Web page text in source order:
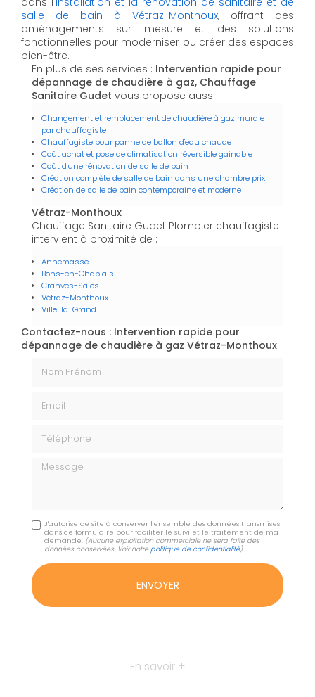
salle de bain à Vétraz-Monthoux, offrant des
aménagements sur mesure et des solutions
fonctionnelles pour moderniser ou créer des espaces
bien-être.
En plus de ses services : Intervention rapide pour
dépannage de chaudière à gaz, Chauffage
Sanitaire Gudet vous propose aussi :
Changement et remplacement de chaudière à gaz murale
par chauffagiste
Chauffagiste pour panne de ballon d'eau chaude
Coût achat et pose de climatisation réversible gainable
Coût d'une rénovation de salle de bain
Création complète de salle de bain dans une chambre prix
Création de salle de bain contemporaine et moderne
Vétraz-Monthoux
Chauffage Sanitaire Gudet Plombier chauffagiste
intervient à proximité de :
Annemasse
Bons-en-Chablais
Cranves-Sales
Vétraz-Monthoux
Ville-la-Grand
Contactez-nous : Intervention rapide pour
dépannage de chaudière à gaz Vétraz-Monthoux
Message
J'autorise ce site à conserver l'ensemble des données transmises
dans ce formulaire pour faciliter le suivi et le traitement de ma
demande. (Aucune exploitation commerciale ne sera faite des
données conservées. Voir notrepolitique de confidentialité)
En savoir +